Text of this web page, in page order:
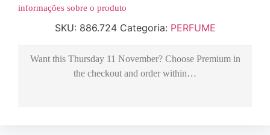
informações sobre o produto
SKU: 886.724 Categoria: PERFUME
Want this Thursday 11 November? Choose Premiumin
the checkout and order within…